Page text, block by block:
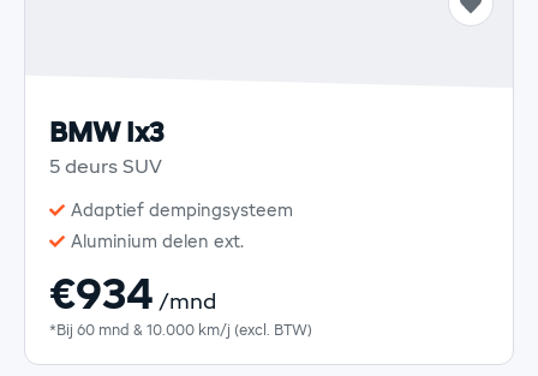
BMW Ix3
5 deurs SUV
Adaptief dempingsysteem
Aluminium delen ext.
€934 /mnd
*Bij 60 mnd & 10.000 km/j (excl. BTW)